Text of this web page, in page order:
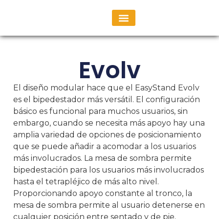
Evolv
El diseño modular hace que el EasyStand Evolv
es el bipedestador más versátil. El configuración
básico es funcional para muchos usuarios, sin
embargo, cuando se necesita más apoyo hay una
amplia variedad de opciones de posicionamiento
que se puede añadir a acomodar a los usuarios
más involucrados. La mesa de sombra permite
bipedestación para los usuarios más involucrados
hasta el tetrapléjico de más alto nivel.
Proporcionando apoyo constante al tronco, la
mesa de sombra permite al usuario detenerse en
cualquier posición entre sentado y de pie.